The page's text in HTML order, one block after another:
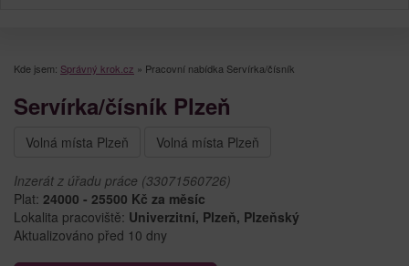
Kde jsem: Správný krok.cz » Pracovní nabídka Servírka/čísník
Servírka/čísník Plzeň
Volná místa Plzeň Volná místa Plzeň
Inzerát z úřadu práce (33071560726)
Plat: 24000 - 25500 Kč za měsíc
Lokalita pracoviště: Univerzitní, Plzeň, Plzeňský
Aktualizováno před 10 dny